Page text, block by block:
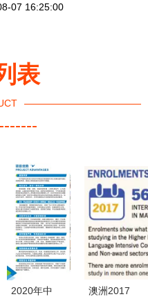
07 16:25:00
表
2020年中
澳洲2017